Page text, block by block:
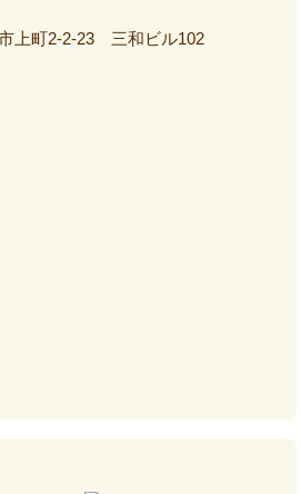
上町2-2-23 三和ビル102